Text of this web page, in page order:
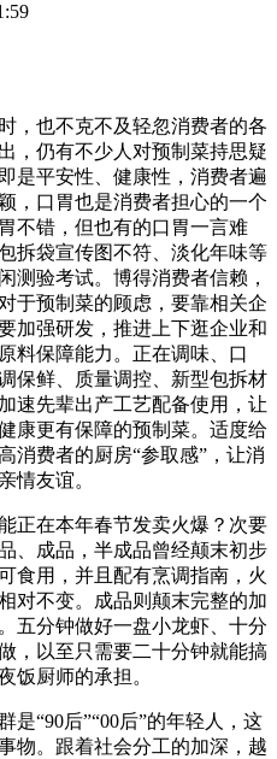
也不克不及轻忽消费者的各
，仍有不少人对预制菜持思疑
是平安性、健康性，消费者遍
，口胃也是消费者担心的一个
不错，但也有的口胃一言难
拆袋宣传图不符、淡化年味等
测验考试。博得消费者信赖，
于预制菜的顾虑，要靠相关企
加强研发，推进上下逛企业和
料保障能力。正在调味、口
保鲜、质量调控、新型包拆材
速先辈出产工艺配备使用，让
康更有保障的预制菜。适度给
消费者的厨房“参取感”，让消
情友谊。
在本年春节发卖火爆？次要
、成品，半成品曾经颠末初步
食用，并且配有烹调指南，火
对不变。成品则颠末完整的加
五分钟做好一盘小龙虾、十分
，以至只需要二十分钟就能搞
饭厨师的承担。
“90后”“00后”的年轻人，这
物。跟着社会分工的加深，越